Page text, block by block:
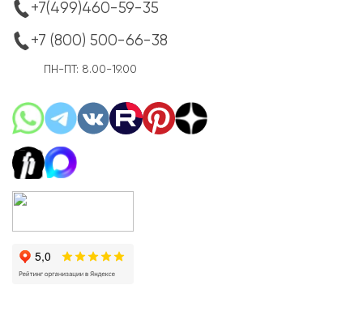
+7(499)460-59-35
+7 (800) 500-66-38
ПН-ПТ: 8.00-19.00